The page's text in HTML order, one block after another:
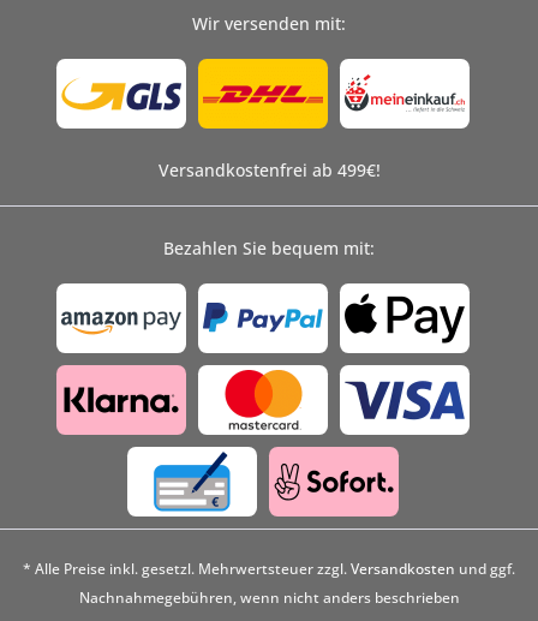
Wir versenden mit:
Versandkostenfrei ab 499€!
Bezahlen Sie bequem mit:
* Alle Preise inkl. gesetzl. Mehrwertsteuer zzgl.Versandkosten und ggf.
Nachnahmegebühren, wenn nicht anders beschrieben